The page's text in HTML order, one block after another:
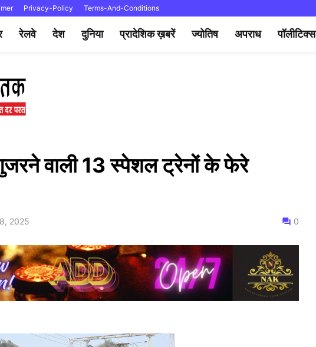
Privacy-Policy Terms-And-Conditions
रेलवे देश दुनिया प्रादेशिक ख़बरें ज्योतिष अपराध पॉलीटिक्स
वाली 13 स्पेशल ट्रेनों के फेरे
2025 0